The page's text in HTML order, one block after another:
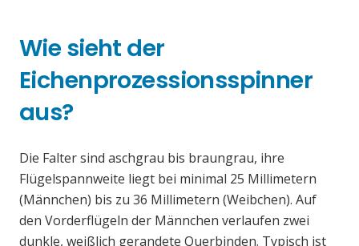
Wie sieht der
Eichenprozessionsspinner
aus?
Die Falter sind aschgrau bis braungrau, ihre
Flügelspannweite liegt bei minimal 25 Millimetern
(Männchen) bis zu 36 Millimetern (Weibchen). Auf
den Vorderflügeln der Männchen verlaufen zwei
dunkle, weißlich gerandete Querbinden. Typisch ist